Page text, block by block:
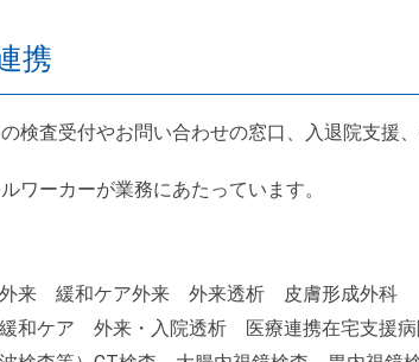
携
検査受付やお問い合わせの窓口、入退院支援
ワーカーが業務にあたっています。
来 緩和ケア外来 外来透析 皮膚形成外科
ケア 外来・入院透析 医療連携在宅支援病